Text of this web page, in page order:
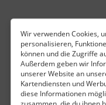
Wir verwenden Cookies,
personalisieren,
können und die Zugriffe
Außerdem geben wir
unserer Website an
Kartendiensten und
diese Informationen
Osterzgebirge
54 km vom aktuellen